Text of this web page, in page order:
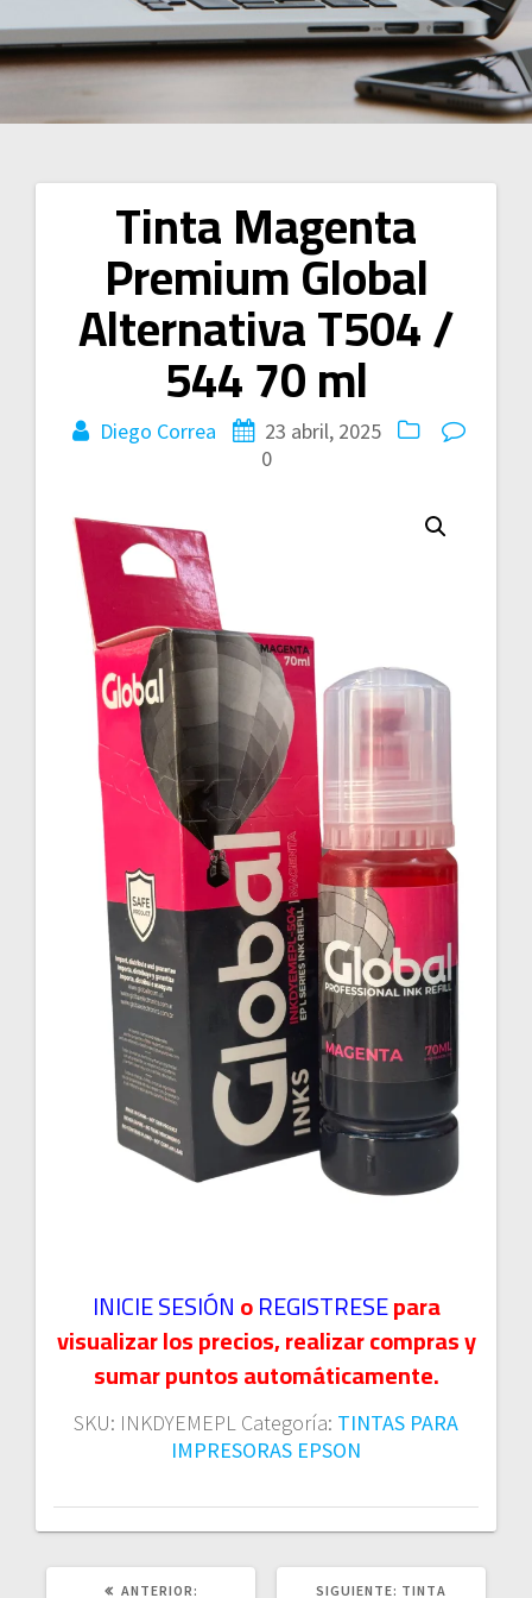
Tinta Magenta
Premium Global
Alternativa T504 /
544 70 ml
Diego Correa
23 abril, 2025
0
INICIE SESIÓNoREGISTRESEpara
visualizar los precios, realizar compras y
sumar puntos automáticamente.
SKU: INKDYEMEPL Categoría: TINTAS PARA
IMPRESORAS EPSON
Navegación
entradas
ANTERIOR: SIGUIENTE: SIGUIENTE
TINTA